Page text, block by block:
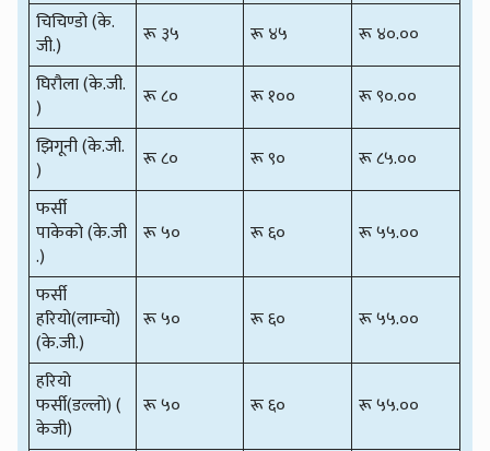
चिचिण्डो (के.
जी.)
रू ३५ रू ४५
रू ४०.००
घिरौला (के.जी.
)
रू ८० रू १००
रू ९०.००
झिगूनी (के.जी.
)
रू ८० रू ९०
रू ८५.००
फर्सी
पाकेको (के.जी
.)
रू ५० रू ६० रू ५५.००
फर्सी
हरियो(लाम्चो)
(के.जी.)
रू ५० रू ६० रू ५५.००
हरियो
फर्सी(डल्लो) (
केजी)
रू ५० रू ६० रू ५५.००